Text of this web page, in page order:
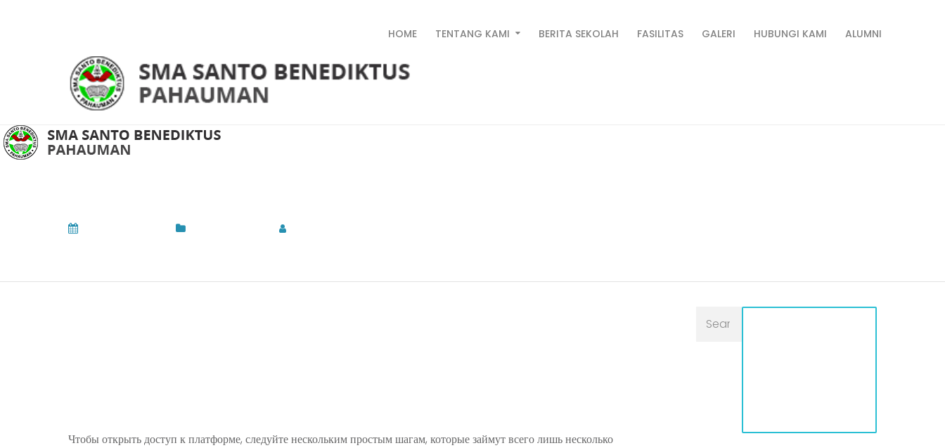
HOME TENTANG KAMI BERITA SEKOLAH FASILITAS GALERI HUBUNGI KAMI ALUMNI
Чтобы открыть доступ к платформе, следуйте нескольким простым шагам, которые займут всего лишь несколько